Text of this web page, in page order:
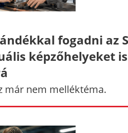
fogadni az
képzőhelyeket
már nem melléktéma.